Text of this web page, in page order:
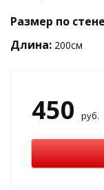
Размер по
Длина: 200см
450 руб.